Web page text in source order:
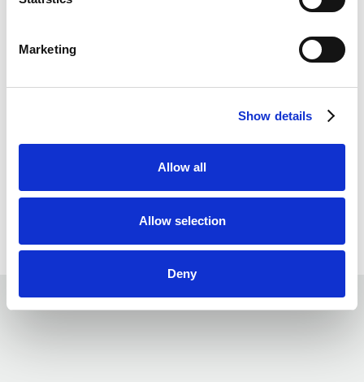
Marketing
Show details
Allow all
Allow selection
Deny